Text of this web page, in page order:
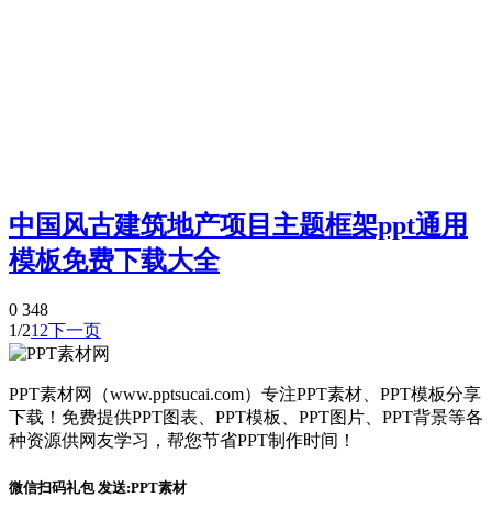
中国风古建筑地产项目主题框架ppt通用
模板免费下载大全
0 348
1/21 2下一页
PPT素材网（www.pptsucai.com）专注PPT素材、PPT模板分享
下载！免费提供PPT图表、PPT模板、PPT图片、PPT背景等各
种资源供网友学习，帮您节省PPT制作时间！
微信扫码礼包 发送:PPT素材